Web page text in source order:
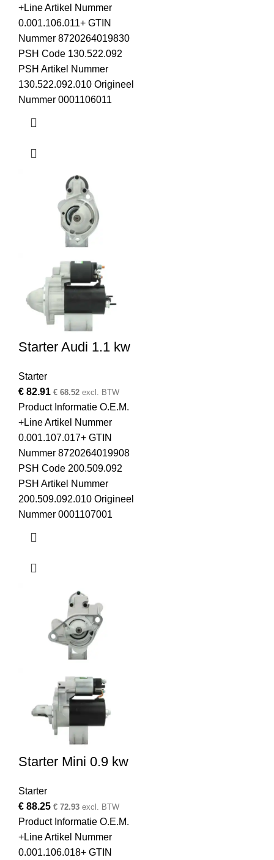
+Line Artikel Nummer
0.001.106.011+ GTIN
Nummer 8720264019830
PSH Code 130.522.092
PSH Artikel Nummer
130.522.092.010 Origineel
Nummer 0001106011
Starter Audi 1.1 kw
Starter
€ 82.91 € 68.52 excl. BTW
Product Informatie O.E.M.
+Line Artikel Nummer
0.001.107.017+ GTIN
Nummer 8720264019908
PSH Code 200.509.092
PSH Artikel Nummer
200.509.092.010 Origineel
Nummer 0001107001
Starter Mini 0.9 kw
Starter
€ 88.25 € 72.93 excl. BTW
Product Informatie O.E.M.
+Line Artikel Nummer
0.001.106.018+ GTIN